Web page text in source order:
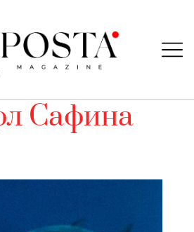
Сафина